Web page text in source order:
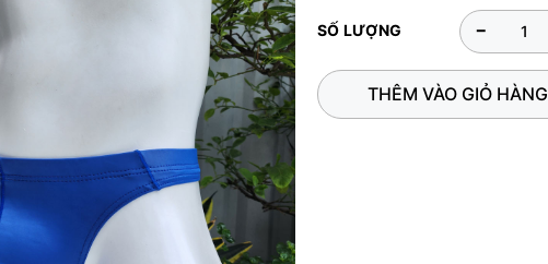
SỐ LƯỢNG -
THÊM VÀO GIỎ HÀNG